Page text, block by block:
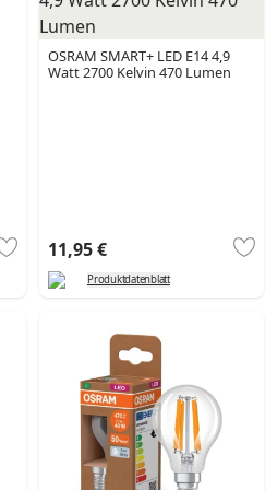
OSRAM SMART+ LED E14 4,9
Watt 2700 Kelvin 470 Lumen
11,95 €
Produktdatenblatt